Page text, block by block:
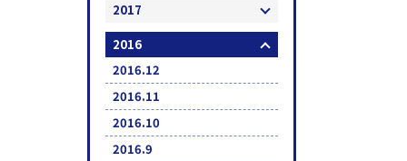
2017
2016
2016.12
2016.11
2016.10
2016.9